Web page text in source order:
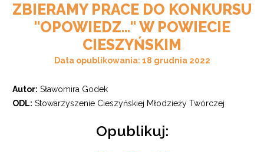
ZBIERAMY PRACE DO KONKURSU
"OPOWIEDZ…" W POWIECIE
CIESZYŃSKIM
Data opublikowania: 18 grudnia 2022
Autor: Sławomira Godek
ODL: Stowarzyszenie Cieszyńskiej Młodzieży Twórczej
Opublikuj: